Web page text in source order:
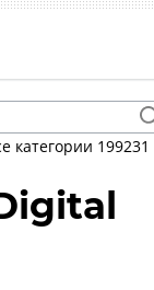
категории 199231